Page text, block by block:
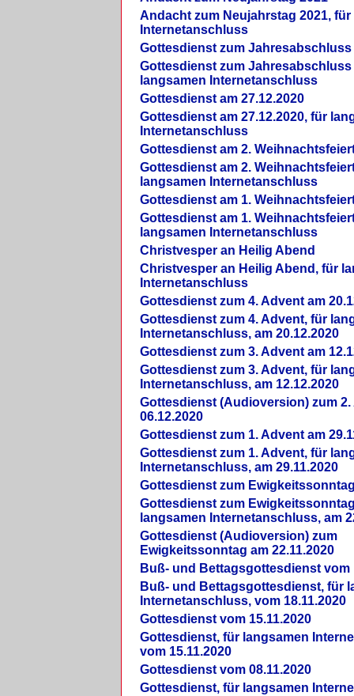
Andacht zum Neujahrstag 2021,
Internetanschluss
Gottesdienst zum Jahresabschluss
Gottesdienst zum Jahresabschluss
langsamen Internetanschluss
Gottesdienst am 27.12.2020
Gottesdienst am 27.12.2020, für
Internetanschluss
Gottesdienst am 2.
Gottesdienst am 2.
langsamen Internetanschluss
Gottesdienst am 1.
Gottesdienst am 1.
langsamen Internetanschluss
Christvesper an Heilig Abend
Christvesper an Heilig Abend, für
Internetanschluss
Gottesdienst zum 4. Advent am
Gottesdienst zum 4. Advent, für
Internetanschluss, am 20.12.2020
Gottesdienst zum 3. Advent am
Gottesdienst zum 3. Advent, für
Internetanschluss, am 12.12.2020
Gottesdienst (Audioversion) zum 2.
06.12.2020
Gottesdienst zum 1. Advent am
Gottesdienst zum 1. Advent, für
Internetanschluss, am 29.11.2020
Gottesdienst zum
Gottesdienst zum
langsamen Internetanschluss, am
Gottesdienst (Audioversion) zum
Ewigkeitssonntag am 22.11.2020
Buß- und Bettagsgottesdienst vom
Buß- und Bettagsgottesdienst, für
Internetanschluss, vom 18.11.2020
Gottesdienst vom 15.11.2020
Gottesdienst, für langsamen
vom 15.11.2020
Gottesdienst vom 08.11.2020
Gottesdienst, für langsamen